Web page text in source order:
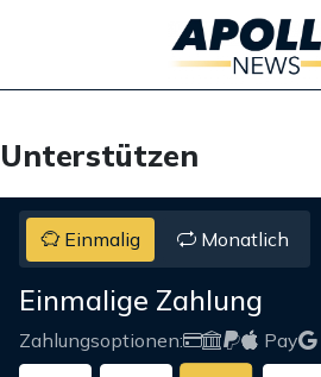
Unterstützen
Einmalig Monatlich
Einmalige Zahlung
Zahlungsoptionen: Pay